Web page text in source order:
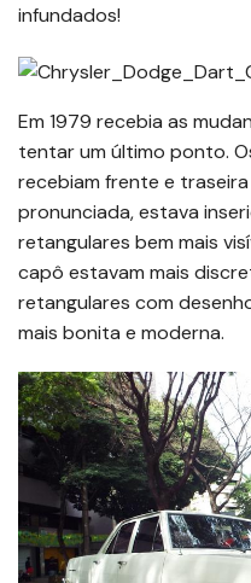
infundados!
Em 1979 recebia as
tentar um último ponto.
recebiam frente e traseira
pronunciada, estava
retangulares bem mais
capô estavam mais
retangulares com
mais bonita e moderna.